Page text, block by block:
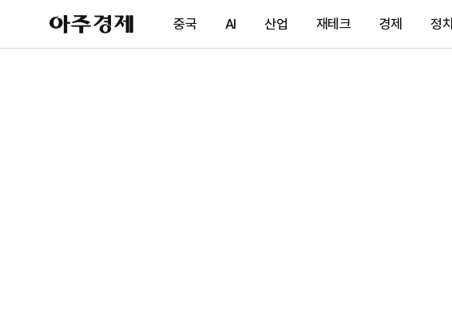
아
주
제
중국 AI 산업 재테크 경제 정치